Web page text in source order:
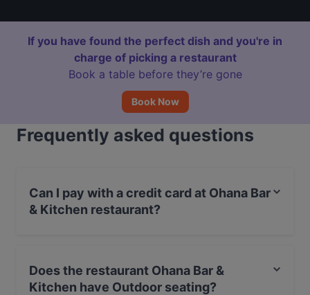
If you have found the perfect dish and you're in
charge of picking a restaurant
Book a table before they’re gone
Book Now
Frequently asked questions
Can I pay with a credit card at Ohana Bar
& Kitchen restaurant?
Does the restaurant Ohana Bar &
Kitchen have Outdoor seating?